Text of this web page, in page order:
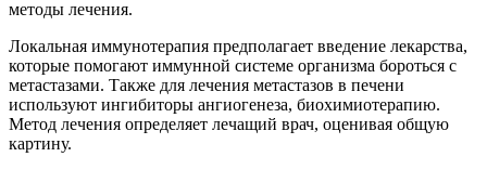
методы лечения.
Локальная иммунотерапия предполагает введение лекарства,
которые помогают иммунной системе организма бороться с
метастазами. Также для лечения метастазов в печени
используют ингибиторы ангиогенеза, биохимиотерапию.
Метод лечения определяет лечащий врач, оценивая общую
картину.